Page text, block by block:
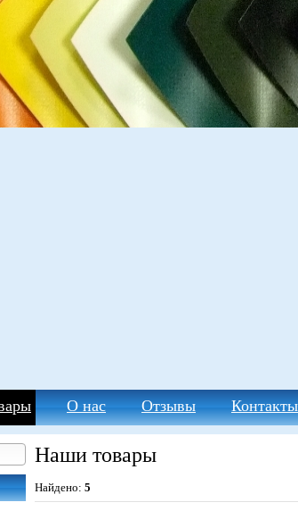
О нас Отзывы Контакты
Наши товары
Найдено: 5